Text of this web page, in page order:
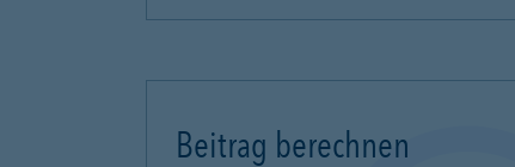
Beitrag berechnen